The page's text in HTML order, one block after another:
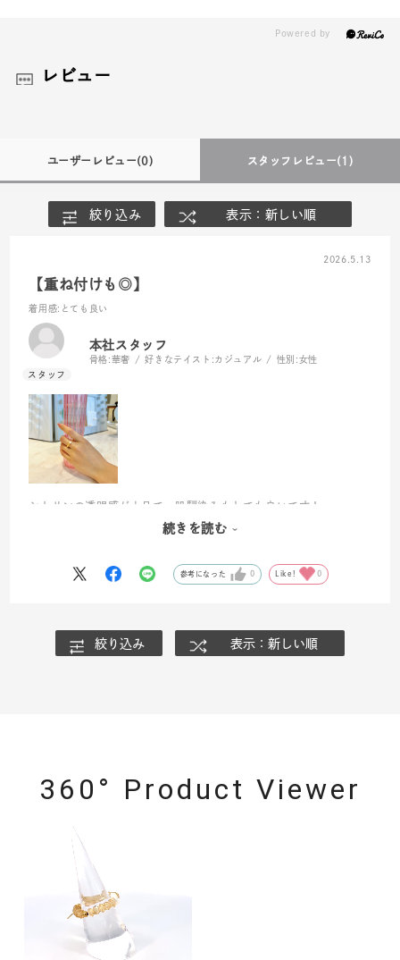
レビュー
ユーザーレビュー(0) スタッフレビュー(1)
絞り込み 表示：新しい順
2026.5.13
【重ね付けも◎】
着用感:とても良い
本社スタッフ
骨格: 華奢 好きなテイスト: カジュアル 性別: 女性
シトリンの透明感が上品で、肌馴染みもとても良いです！
淡水パールもワンポイントになってかわいい！
続きを読む
参考になった 0 Like! 0
絞り込み 表示：新しい順
360° Product Viewer